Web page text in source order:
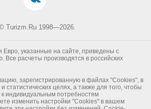
Turizm.Ru 1998—2026.
указанные на сайте, приведены с
расчеты производятся в российских
зарегистрированную в файлах "Cookies", в
статистических целях, а также для того, чтобы
индивидуальным потребностям
изменить настройки "Cookies" в вашем